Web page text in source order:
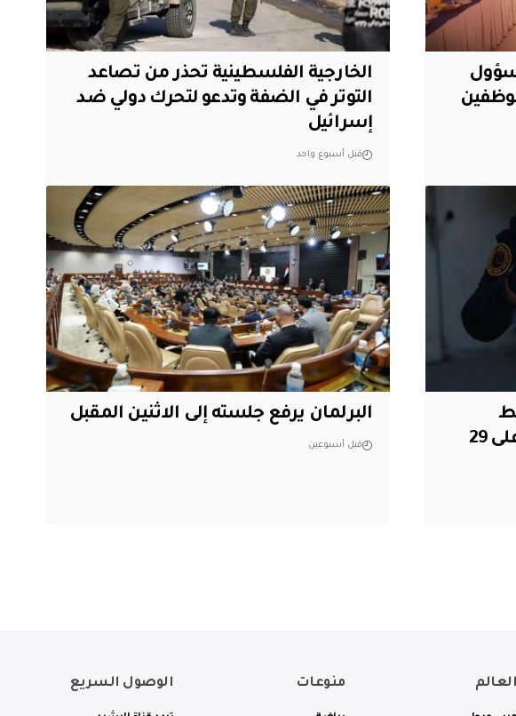
الخارجية الفلسطينية تحذر من تصاعد
التوتر في الضفة وتدعو لتحرك دولي ضد
إسرائيل
قبل أسبوع واحد
ضبط
بالمنافذ والسيطرات والقبض على 29
البرلمان يرفع جلسته إلى الاثنين المقبل
قبل أسبوعين
العالم منوعات الوصول السريع